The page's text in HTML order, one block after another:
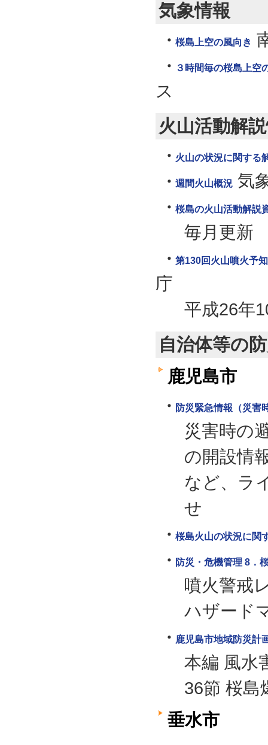
気象情報
桜島上空の風向き
３時間毎の桜島上空
ス
火山活動解
火山の状況に関する
週間火山概況 気
桜島の火山活動解説
毎月更新
第130回火山噴火予
庁
平成26年
自治体等の
鹿児島市
防災緊急情報（災害
災害時の
の開設情
など、ラ
せ
桜島火山の状況に関
防災・危機管理 8．
噴火警戒
ハザード
鹿児島市地域防災計
本編 風水
36節 桜島
垂水市